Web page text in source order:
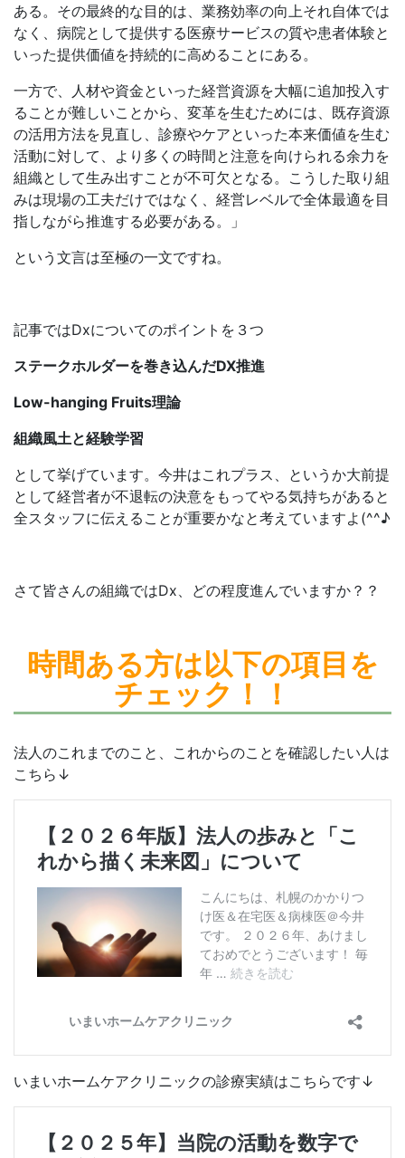
ある。その最終的な目的は、業務効率の向上それ自体では
なく、病院として提供する医療サービスの質や患者体験と
いった提供価値を持続的に高めることにある。
一方で、人材や資金といった経営資源を大幅に追加投入す
ることが難しいことから、変革を生むためには、既存資源
の活用方法を見直し、診療やケアといった本来価値を生む
活動に対して、より多くの時間と注意を向けられる余力を
組織として生み出すことが不可欠となる。こうした取り組
みは現場の工夫だけではなく、経営レベルで全体最適を目
指しながら推進する必要がある。」
という文言は至極の一文ですね。
記事ではDxについてのポイントを３つ
ステークホルダーを巻き込んだDX推進
Low-hanging Fruits理論
組織風土と経験学習
として挙げています。今井はこれプラス、というか大前提
として経営者が不退転の決意をもってやる気持ちがあると
全スタッフに伝えることが重要かなと考えていますよ(^^♪
さて皆さんの組織ではDx、どの程度進んでいますか？？
時間ある方は以下の項目を
チェック！！
法人のこれまでのこと、これからのことを確認したい人は
こちら↓
いまいホームケアクリニックの診療実績はこちらです↓